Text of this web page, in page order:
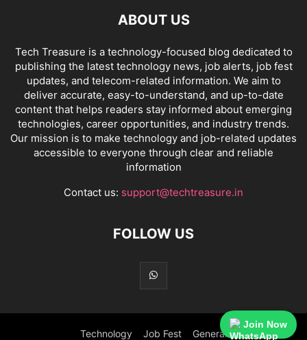
ABOUT US
Tech Treasure is a technology-focused blog dedicated to
publishing the latest technology news, job alerts, job fest
updates, and telecom-related information. We aim to
deliver accurate, easy-to-understand, and up-to-date
content that helps readers stay informed about emerging
technologies, career opportunities, and industry trends.
Our mission is to make technology and job-related updates
accessible to everyone through clear and reliable
information
Contact us: support@techtreasure.in
FOLLOW US
Technology Job Fest General
Join Now